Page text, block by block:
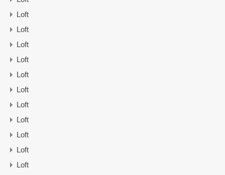
Loft
Loft
Loft
Loft
Loft
Loft
Loft
Loft
Loft
Loft
Loft